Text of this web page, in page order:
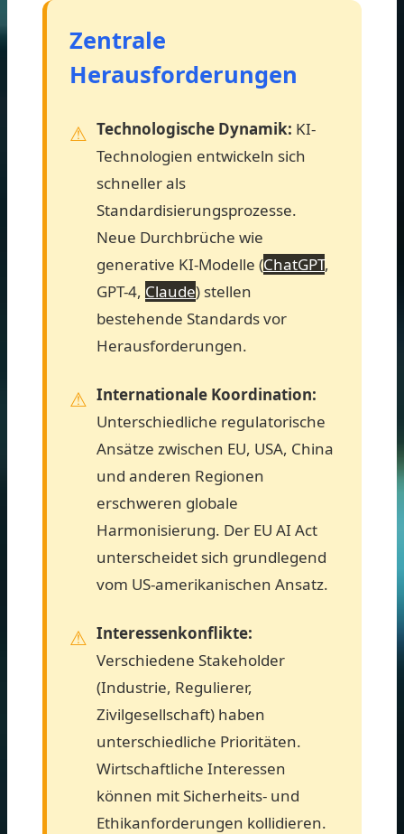
Zentrale
Herausforderungen
Technologische Dynamik: KI-
Technologien entwickeln sich
schneller als
Standardisierungsprozesse.
Neue Durchbrüche wie
generative KI-Modelle (ChatGPT,
GPT-4, Claude) stellen
bestehende Standards vor
Herausforderungen.
Internationale Koordination:
Unterschiedliche regulatorische
Ansätze zwischen EU, USA, China
und anderen Regionen
erschweren globale
Harmonisierung. Der EU AI Act
unterscheidet sich grundlegend
vom US-amerikanischen Ansatz.
Interessenkonflikte:
Verschiedene Stakeholder
(Industrie, Regulierer,
Zivilgesellschaft) haben
unterschiedliche Prioritäten.
Wirtschaftliche Interessen
können mit Sicherheits- und
Ethikanforderungen kollidieren.